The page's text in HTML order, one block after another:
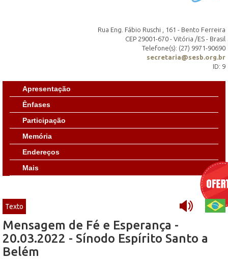
Rua Eng. Fábio Ruschi , 161 - Bento Ferreira
CEP 29001-670 - Vitória /ES - Brasil
Telefone(s): (27) 9971-90690
secretaria@sesb.org.br
ID: 9
Apresentação
Ênfases
Participação
Memória
Endereços
Mais
Texto
Mensagem de Fé e Esperança -
20.03.2022 - Sínodo Espírito Santo a
Belém